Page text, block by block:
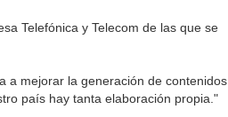
Telefónica y Telecom de las que se
a mejorar la generación de contenidos
país hay tanta elaboración propia."